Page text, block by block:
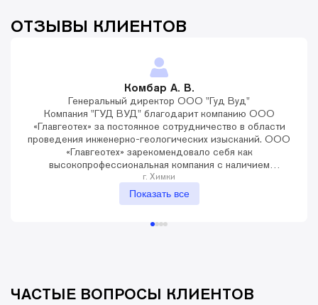
ОТЗЫВЫ КЛИЕНТОВ
Комбар А. В.
Генеральный директор ООО "Гуд Вуд"
Компания "ГУД ВУД" благодарит компанию ООО
«Главгеотех» за постоянное сотрудничество в области
проведения инженерно-геологических изысканий. ООО
«Главгеотех» зарекомендовало себя как
высокопрофессиональная компания с наличием
квалифицированных кадров, оперативно и качественно
решающая поставленные задачи. Учитывая
положительные результаты, готовы к дальнейшему
г. Химки
Показать все
ЧАСТЫЕ ВОПРОСЫ КЛИЕНТОВ